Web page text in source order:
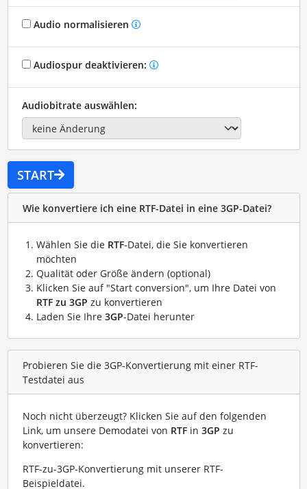
Audio normalisieren
Audiospur deaktivieren:
Audiobitrate auswählen:
START
Wie konvertiere ich eine RTF-Datei in eine 3GP-Datei?
Wählen Sie die RTF-Datei, die Sie konvertieren
möchten
Qualität oder Größe ändern (optional)
Klicken Sie auf "Start conversion", um Ihre Datei von
RTF zu 3GP zu konvertieren
Laden Sie Ihre 3GP-Datei herunter
Probieren Sie die 3GP-Konvertierung mit einer RTF-
Testdatei aus
Noch nicht überzeugt? Klicken Sie auf den folgenden
Link, um unsere Demodatei von RTFin 3GP zu
konvertieren:
RTF-zu-3GP-Konvertierung mit unserer RTF-
Beispieldatei.